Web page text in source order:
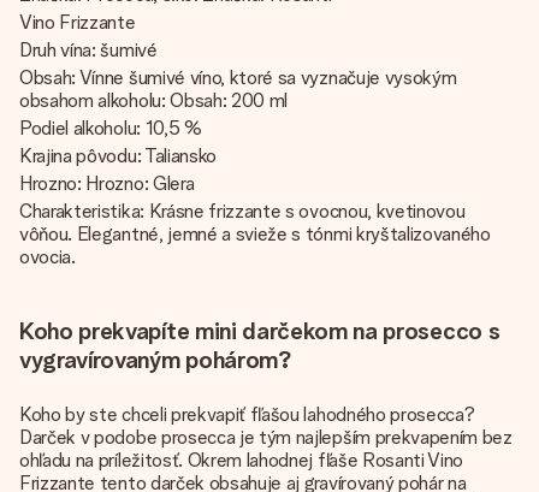
Vino Frizzante
Druh vína: šumivé
Obsah: Vínne šumivé víno, ktoré sa vyznačuje vysokým
obsahom alkoholu: Obsah: 200 ml
Podiel alkoholu: 10,5 %
Krajina pôvodu: Taliansko
Hrozno: Hrozno: Glera
Charakteristika: Krásne frizzante s ovocnou, kvetinovou
vôňou. Elegantné, jemné a svieže s tónmi kryštalizovaného
ovocia.
Koho prekvapíte mini darčekom na prosecco s
vygravírovaným pohárom?
Koho by ste chceli prekvapiť fľašou lahodného prosecca?
Darček v podobe prosecca je tým najlepším prekvapením bez
ohľadu na príležitosť. Okrem lahodnej fľaše Rosanti Vino
Frizzante tento darček obsahuje aj gravírovaný pohár na